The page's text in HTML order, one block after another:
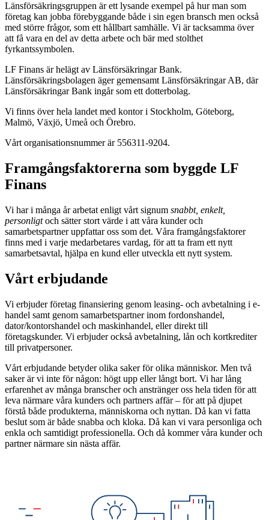
Länsförsäkringsgruppen är ett lysande exempel på hur man som
företag kan jobba förebyggande både i sin egen bransch men också
med större frågor, som ett hållbart samhälle. Vi är tacksamma över
att få vara en del av detta arbete och bär med stolthet
fyrkantssymbolen.
LF Finans är helägt av Länsförsäkringar Bank.
Länsförsäkringsbolagen äger gemensamt Länsförsäkringar AB, där
Länsförsäkringar Bank ingår som ett dotterbolag.
Vi finns över hela landet med kontor i Stockholm, Göteborg,
Malmö, Växjö, Umeå och Örebro.
Vårt organisationsnummer är 556311-9204.
Framgångsfaktorerna som byggde LF
Finans
Vi har i många år arbetat enligt vårt signum snabbt, enkelt,
personligtoch sätter stort värde i att våra kunder och
samarbetspartner uppfattar oss som det. Våra framgångsfaktorer
finns med i varje medarbetares vardag, för att ta fram ett nytt
samarbetsavtal, hjälpa en kund eller utveckla ett nytt system.
Vårt erbjudande
Vi erbjuder företag finansiering genom leasing- och avbetalning i e-
handel samt genom samarbetspartner inom fordonshandel,
dator/kontorshandel och maskinhandel, eller direkt till
företagskunder. Vi erbjuder också avbetalning, lån och kortkrediter
till privatpersoner.
Vårt erbjudande betyder olika saker för olika människor. Men två
saker är vi inte för någon: högt upp eller långt bort. Vi har lång
erfarenhet av många branscher och anstränger oss hela tiden för att
leva närmare våra kunders och partners affär – för att på djupet
förstå både produkterna, människorna och nyttan. Då kan vi fatta
beslut som är både snabba och kloka. Då kan vi vara personliga och
enkla och samtidigt professionella. Och då kommer våra kunder och
partner närmare sin nästa affär.